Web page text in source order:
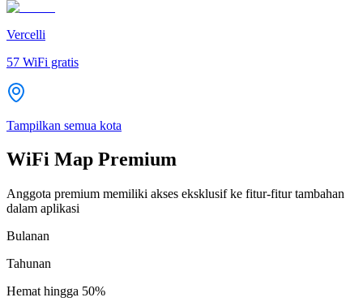
Vercelli
57 WiFi gratis
Tampilkan semua kota
WiFi Map Premium
Anggota premium memiliki akses eksklusif ke fitur-fitur tambahan
dalam aplikasi
Bulanan
Tahunan
Hemat hingga 50%